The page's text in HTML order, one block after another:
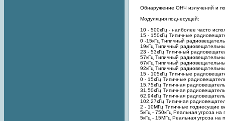
Обнаружение ОНЧ излучений и
Модуляция поднесущей:
10 - 500кГц - наиболее часто
15 - 150кГц Типичные
0 -15кГц Типичный
19кГц Типичный
23 - 53кГц Типичный
57кГц Типичный
67кГц Типичный
92кГц Типичный
15 - 105кГц Типичные
0 - 15кГц Типичные
15,75кГц Типичная
31,50кГц Типичная
62,94кГц Типичная
102,27кГц Типичная
2 - 10МГц Типичные поднесущие
5кГц - 750кГц Реальная угроза на
5кГц - 15МГц Реальная угроза на